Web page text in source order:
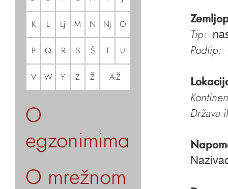
K L Lj M N Nj O
P Q R S Š T U
V W Y Z Ž A-Ž
O
egzonimima
O mrežnom
Tip:
Podtip:
Država